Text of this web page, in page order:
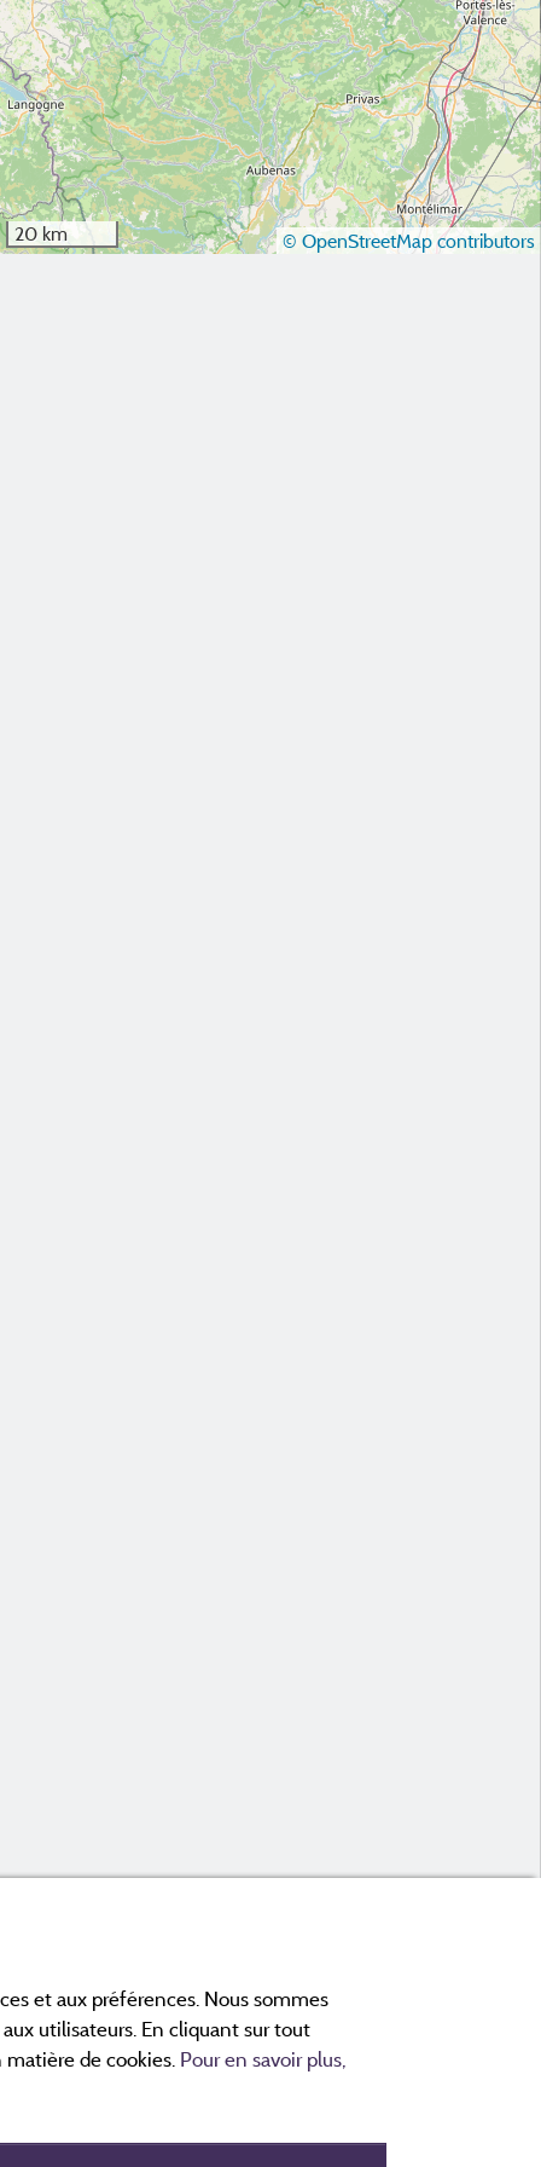
20 km © OpenStreetMap contributors
et aux préférences. Nous sommes
utilisateurs. En cliquant sur tout
de cookies. Pour en savoir plus,